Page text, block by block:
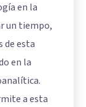
en la
un tiempo,
de esta
en la
a esta